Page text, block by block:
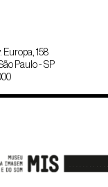
Europa, 158
Paulo - SP